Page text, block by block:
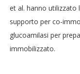
et al. hanno
supporto per co-
glucoamilasi per
immobilizzato.